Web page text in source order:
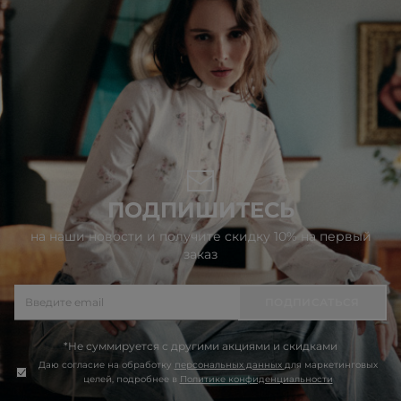
ПОДПИШИТЕСЬ
на наши новости и получите скидку 10% на первый
заказ
*Не суммируется с другими акциями и скидками
Даю согласие на обработку персональных данных для маркетинговых
целей, подробнее в Политике конфиденциальности